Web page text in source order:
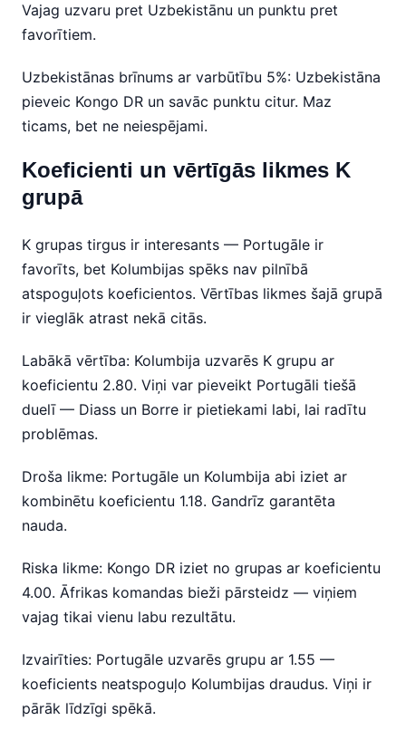
Vajag uzvaru pret Uzbekistānu un punktu pret
favorītiem.
Uzbekistānas brīnums ar varbūtību 5%: Uzbekistāna
pieveic Kongo DR un savāc punktu citur. Maz
ticams, bet ne neiespējami.
Koeficienti un vērtīgās likmes K
grupā
K grupas tirgus ir interesants — Portugāle ir
favorīts, bet Kolumbijas spēks nav pilnībā
atspoguļots koeficientos. Vērtības likmes šajā grupā
ir vieglāk atrast nekā citās.
Labākā vērtība: Kolumbija uzvarēs K grupu ar
koeficientu 2.80. Viņi var pieveikt Portugāli tiešā
duelī — Diass un Borre ir pietiekami labi, lai radītu
problēmas.
Droša likme: Portugāle un Kolumbija abi iziet ar
kombinētu koeficientu 1.18. Gandrīz garantēta
nauda.
Riska likme: Kongo DR iziet no grupas ar koeficientu
4.00. Āfrikas komandas bieži pārsteidz — viņiem
vajag tikai vienu labu rezultātu.
Izvairīties: Portugāle uzvarēs grupu ar 1.55 —
koeficients neatspoguļo Kolumbijas draudus. Viņi ir
pārāk līdzīgi spēkā.